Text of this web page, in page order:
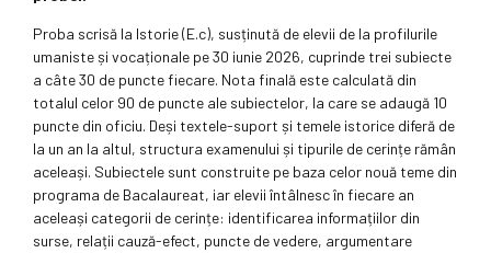
Proba scrisă la Istorie (E.c), susținută de elevii de la profilurile
umaniste și vocaționale pe 30 iunie 2026, cuprinde trei subiecte
a câte 30 de puncte fiecare. Nota finală este calculată din
totalul celor 90 de puncte ale subiectelor, la care se adaugă 10
puncte din oficiu. Deși textele-suport și temele istorice diferă de
la un an la altul, structura examenului și tipurile de cerințe rămân
aceleași. Subiectele sunt construite pe baza celor nouă teme din
programa de Bacalaureat, iar elevii întâlnesc în fiecare an
aceleași categorii de cerințe: identificarea informațiilor din
surse, relații cauză-efect, puncte de vedere, argumentare